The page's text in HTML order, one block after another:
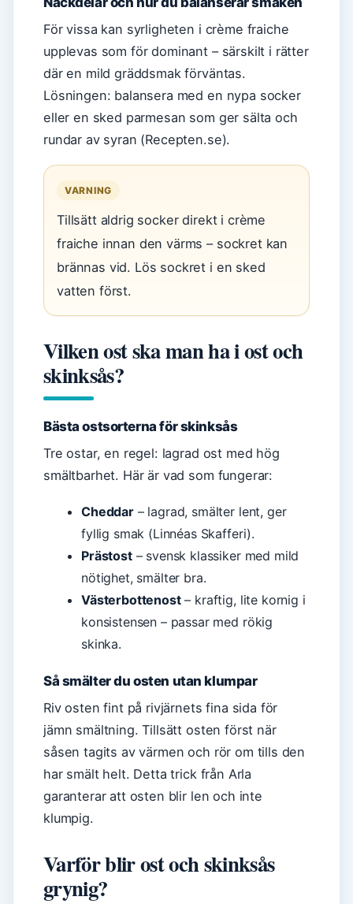
För vissa kan syrligheten i crème fraiche
upplevas som för dominant – särskilt i rätter
där en mild gräddsmak förväntas.
Lösningen: balansera med en nypa socker
eller en sked parmesan som ger sälta och
rundar av syran (Recepten.se).
VARNING
Tillsätt aldrig socker direkt i crème
fraiche innan den värms – sockret kan
brännas vid. Lös sockret i en sked
vatten först.
Vilken ost ska man ha i ost och
skinksås?
Bästa ostsorterna för skinksås
Tre ostar, en regel: lagrad ost med hög
smältbarhet. Här är vad som fungerar:
Cheddar– lagrad, smälter lent, ger
fyllig smak (Linnéas Skafferi).
Prästost– svensk klassiker med mild
nötighet, smälter bra.
Västerbottenost– kraftig, lite kornig i
konsistensen – passar med rökig
skinka.
Så smälter du osten utan klumpar
Riv osten fint på rivjärnets fina sida för
jämn smältning. Tillsätt osten först när
såsen tagits av värmen och rör om tills den
har smält helt. Detta trick från Arla
garanterar att osten blir len och inte
klumpig.
Varför blir ost och skinksås
grynig?